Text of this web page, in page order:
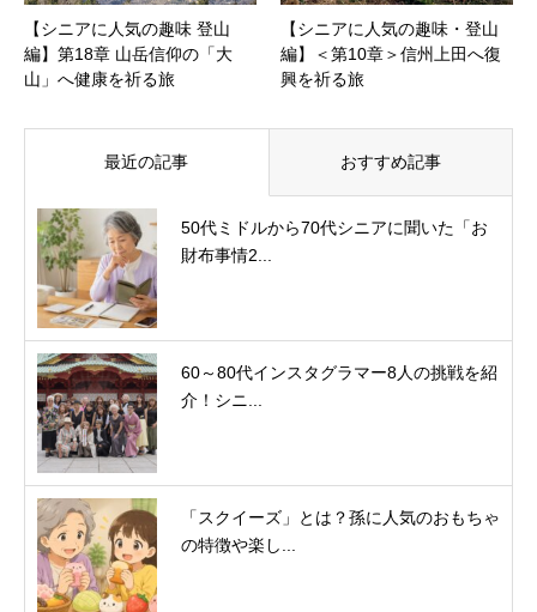
【シニアに人気の趣味 登山
編】第18章 山岳信仰の「大
山」へ健康を祈る旅
【シニアに人気の趣味・登山
編】＜第10章＞信州上田へ復
興を祈る旅
最近の記事 おすすめ記事
50代ミドルから70代シニアに聞いた「お
財布事情2...
60～80代インスタグラマー8人の挑戦を紹
介！シニ...
「スクイーズ」とは？孫に人気のおもちゃ
の特徴や楽し...